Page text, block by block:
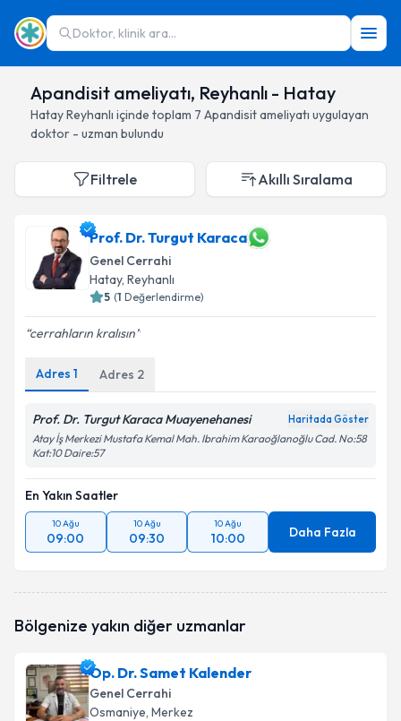
Doktor, klinik ara...
Apandisit ameliyatı, Reyhanlı - Hatay
HatayReyhanlı içinde toplam 7 Apandisit ameliyatı uygulayan
doktor - uzman bulundu
Filtrele Akıllı Sıralama
Prof. Dr. Turgut Karaca
Genel Cerrahi
Hatay, Reyhanlı
5 (1 Değerlendirme)
cerrahların kralısın
Adres 1 Adres 2
Prof. Dr. Turgut Karaca Muayenehanesi Haritada Göster
Atay İş Merkezi Mustafa Kemal Mah. Ibrahim Karaoğlanoğlu Cad. No:58
Kat:10 Daire:57
En Yakın Saatler
10 Ağu
09:00
10 Ağu
09:30
10 Ağu
10:00 Daha Fazla
Bölgenize yakın diğer uzmanlar
Op. Dr. Samet Kalender
Genel Cerrahi
Osmaniye, Merkez